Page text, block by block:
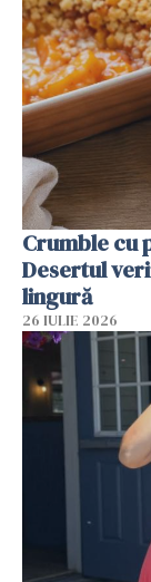
Crumble cu
Desertul
lingură
26 IULIE 2026